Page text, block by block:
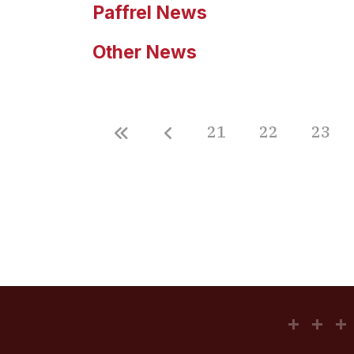
Paffrel News
Other News
21 22 23